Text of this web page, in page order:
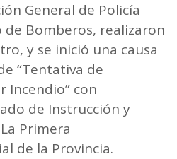
General de Policía
de Bomberos, realizaron
y se inició una causa
“Tentativa de
Incendio” con
de Instrucción y
Primera
de la Provincia.